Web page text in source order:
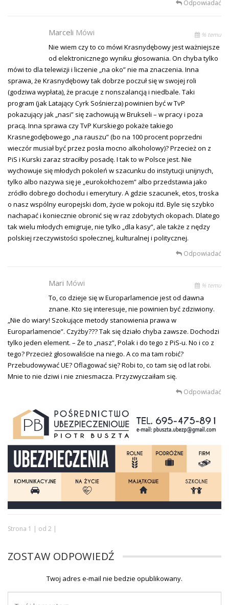
Odpowiadać
Marceli Mówi % temu
Nie wiem czy to co mówi Krasnydębowy jest ważniejsze
od elektronicznego wyniku głosowania. On chyba tylko
mówi to dla telewizji i liczenie „na oko” nie ma znaczenia. Inna
sprawa, że Krasnydębowy tak dobrze poczuł się w swojej roli
(godziwa wypłata), że pracuje z nonszalancją i niedbale. Taki
program (jak Latający Cyrk Sośnierza) powinien być w TvP
pokazujący jak „nasi” się zachowują w Brukseli – w pracy i poza
pracą. Inna sprawa czy TvP Kurskiego pokaże takiego
Krasnegodębowego „na rauszu” (bo na 100 procent poprzedni
wieczór musiał być przez posła mocno alkoholowy)? Przecież on z
PiS i Kurski zaraz straciłby posadę. I tak to w Polsce jest. Nie
wychowuje się młodych pokoleń w szacunku do instytucji unijnych,
tylko albo nazywa się je „eurokołchozem” albo przedstawia jako
zródło dobrego dochodu i emerytury. A gdzie szacunek, etos, troska
o nasz wspólny europejski dom, życie w pokoju itd. Byle się szybko
nachapać i koniecznie obronić się w raz zdobytych okopach. Dlatego
tak wielu młodych emigruje, nie tylko „dla kasy”, ale także z nędzy
polskiej rzeczywistości społecznej, kulturalnej i politycznej.
Odpowiadać
Mari Mówi % temu
To, co dzieje się w Europarlamencie jest od dawna
znane. Kto się interesuje, nie powinien być zdziwiony.
„Nie do wiary! Szokujące metody stanowienia prawa w
Europarlamencie”. Czyżby??? Tak się działo chyba zawsze. Dochodzi
tylko jeden element. – Że to „nasz”, Polak i do tego z PiS-u. No i co z
tego? Przecież głosowaliście na niego. A co ma tam robić?
Przebudowywać UE? Oflagować się? Robi to, co tam się od lat robi.
Mnie to nie dziwi i nie zniesmacza. Przyzwyczaiłam się.
Odpowiadać
Strona 1 | od 2 |
ZOSTAW ODPOWIEDŹ
Twoj adres e-mail nie bedzie opublikowany.